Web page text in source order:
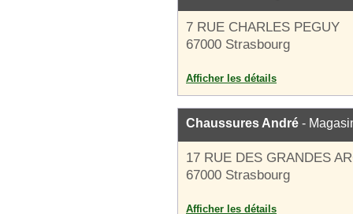
7 RUE CHARLES PEGUY
67000 Strasbourg
Afficher les détails
Chaussures André -
17 RUE DES GRANDES
67000 Strasbourg
Afficher les détails